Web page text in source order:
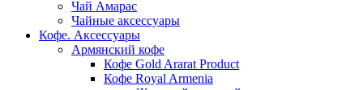
Чай Амарас
Чайные аксессуары
Кофе. Аксессуары
Армянский кофе
Кофе Gold Ararat Product
Кофе Royal Armenia